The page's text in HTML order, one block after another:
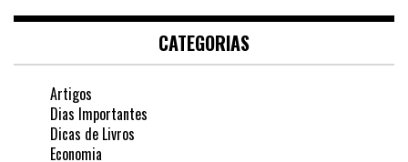
CATEGORIAS
Artigos
Dias Importantes
Dicas de Livros
Economia